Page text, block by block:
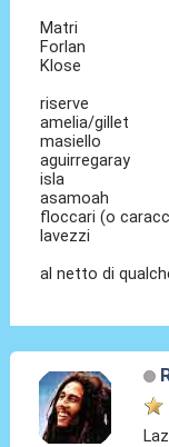
Matri
Forlan
Klose
riserve
amelia/gillet
masiello
aguirregaray
isla
asamoah
floccari (o
lavezzi
al netto di